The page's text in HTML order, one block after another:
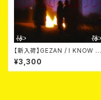
【新入荷】GEZAN / I KNOW H
OW NOW (CD)
¥3,300